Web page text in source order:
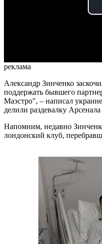
реклама
Александр Зинченко
поддержать бывшего
Маэстро", – написал
делили раздевалку
Напомним, недавно
лондонский клуб,